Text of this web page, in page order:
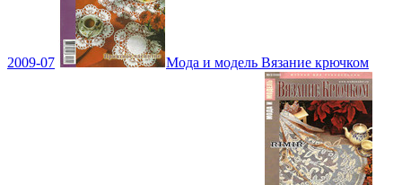
2009-07 Мода и модель Вязание крючком